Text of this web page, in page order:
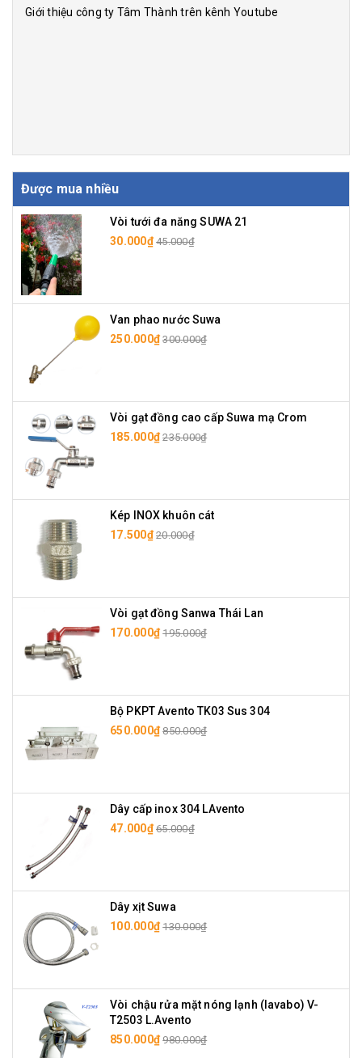
Giới thiệu công ty Tâm Thành trên kênh Youtube
Được mua nhiều
Vòi tưới đa năng SUWA 21
30.000₫ 45.000₫
Van phao nước Suwa
250.000₫ 300.000₫
Vòi gạt đồng cao cấp Suwa mạ Crom
185.000₫ 235.000₫
Kép INOX khuôn cát
17.500₫ 20.000₫
Vòi gạt đồng Sanwa Thái Lan
170.000₫ 195.000₫
Bộ PKPT Avento TK03 Sus 304
650.000₫ 850.000₫
Dây cấp inox 304 LAvento
47.000₫ 65.000₫
Dây xịt Suwa
100.000₫ 130.000₫
Vòi chậu rửa mặt nóng lạnh (lavabo) V-
T2503 L.Avento
850.000₫ 980.000₫